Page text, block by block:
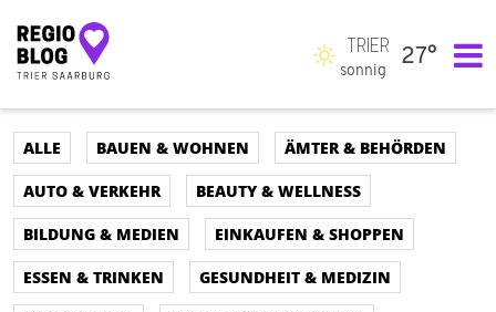
Hauptnavigation
TRIER
sonnig
27°
ALLE BAUEN & WOHNEN
ÄMTER & BEHÖRDEN
AUTO & VERKEHR
BEAUTY & WELLNESS
BILDUNG & MEDIEN
EINKAUFEN & SHOPPEN
ESSEN & TRINKEN
GESUNDHEIT & MEDIZIN